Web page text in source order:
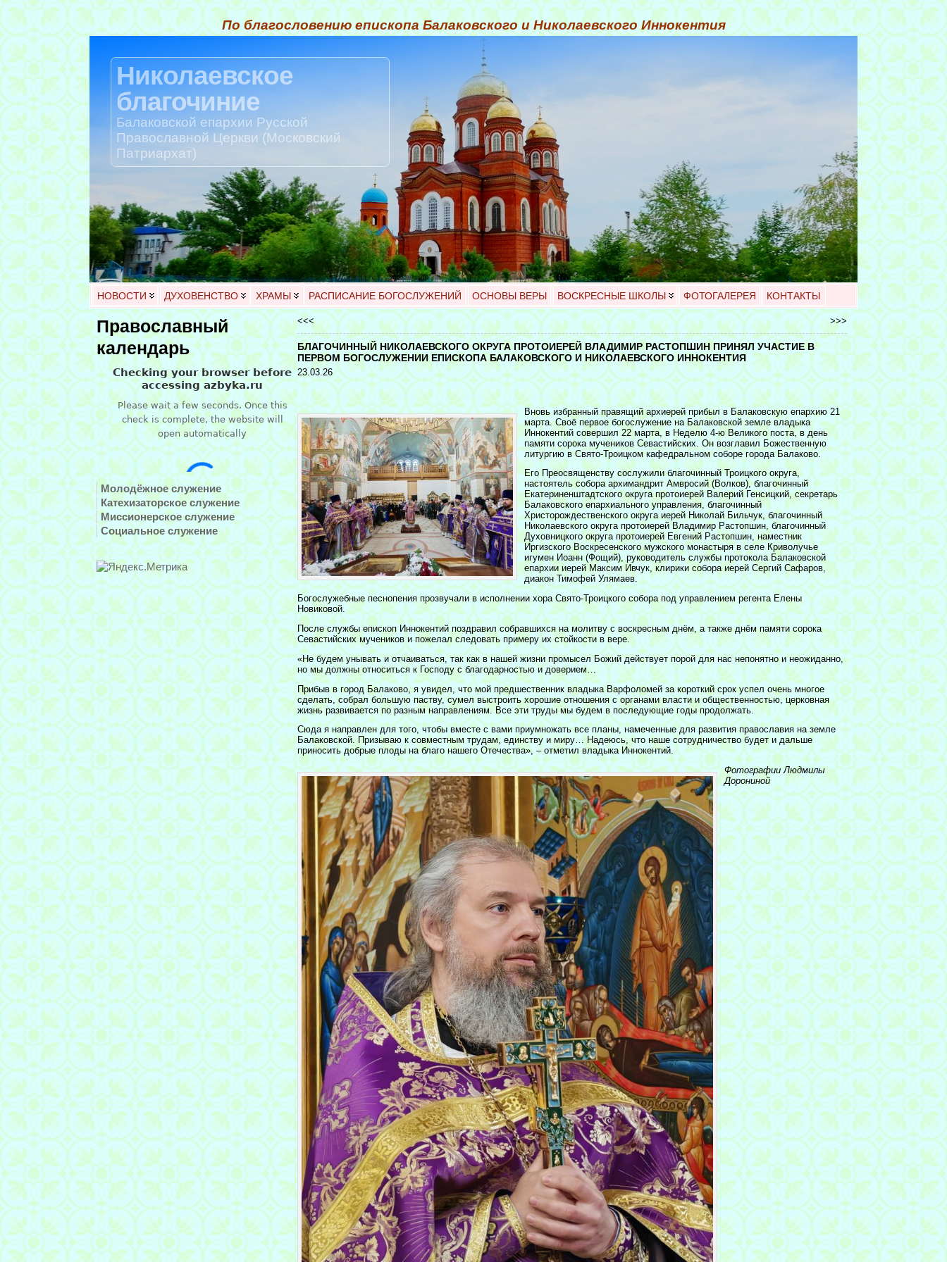
По благословению епископа Балаковского и Николаевского Иннокентия
Николаевское
благочиние
Балаковской епархии Русской
Православной Церкви (Московский
Патриархат)
НОВОСТИ ДУХОВЕНСТВО ХРАМЫ РАСПИСАНИЕ БОГОСЛУЖЕНИЙ ОСНОВЫ ВЕРЫ ВОСКРЕСНЫЕ ШКОЛЫ ФОТОГАЛЕРЕЯ КОНТАКТЫ
Православный
календарь
Молодёжное служение
Катехизаторское служение
Миссионерское служение
Социальное служение
<<< >>>
БЛАГОЧИННЫЙ НИКОЛАЕВСКОГО ОКРУГА ПРОТОИЕРЕЙ ВЛАДИМИР РАСТОПШИН ПРИНЯЛ УЧАСТИЕ В
ПЕРВОМ БОГОСЛУЖЕНИИ ЕПИСКОПА БАЛАКОВСКОГО И НИКОЛАЕВСКОГО ИННОКЕНТИЯ
23.03.26
Вновь избранный правящий архиерей прибыл в Балаковскую епархию 21
марта. Своё первое богослужение на Балаковской земле владыка
Иннокентий совершил 22 марта, в Неделю 4-ю Великого поста, в день
памяти сорока мучеников Севастийских. Он возглавил Божественную
литургию в Свято-Троицком кафедральном соборе города Балаково.
Его Преосвященству сослужили благочинный Троицкого округа,
настоятель собора архимандрит Амвросий (Волков), благочинный
Екатериненштадтского округа протоиерей Валерий Генсицкий, секретарь
Балаковского епархиального управления, благочинный
Христорождественского округа иерей Николай Бильчук, благочинный
Николаевского округа протоиерей Владимир Растопшин, благочинный
Духовницкого округа протоиерей Евгений Растопшин, наместник
Иргизского Воскресенского мужского монастыря в селе Криволучье
игумен Иоанн (Фощий), руководитель службы протокола Балаковской
епархии иерей Максим Ивчук, клирики собора иерей Сергий Сафаров,
диакон Тимофей Улямаев.
Богослужебные песнопения прозвучали в исполнении хора Свято-Троицкого собора под управлением регента Елены
Новиковой.
После службы епископ Иннокентий поздравил собравшихся на молитву с воскресным днём, а также днём памяти сорока
Севастийских мучеников и пожелал следовать примеру их стойкости в вере.
«Не будем унывать и отчаиваться, так как в нашей жизни промысел Божий действует порой для нас непонятно и неожиданно,
но мы должны относиться к Господу с благодарностью и доверием…
Прибыв в город Балаково, я увидел, что мой предшественник владыка Варфоломей за короткий срок успел очень многое
сделать, собрал большую паству, сумел выстроить хорошие отношения с органами власти и общественностью, церковная
жизнь развивается по разным направлениям. Все эти труды мы будем в последующие годы продолжать.
Сюда я направлен для того, чтобы вместе с вами приумножать все планы, намеченные для развития православия на земле
Балаковской. Призываю к совместным трудам, единству и миру… Надеюсь, что наше сотрудничество будет и дальше
приносить добрые плоды на благо нашего Отечества», – отметил владыка Иннокентий.
Фотографии Людмилы
Дорониной